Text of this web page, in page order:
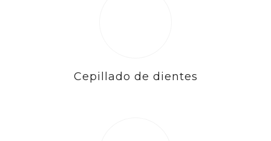
Cepillado de dientes